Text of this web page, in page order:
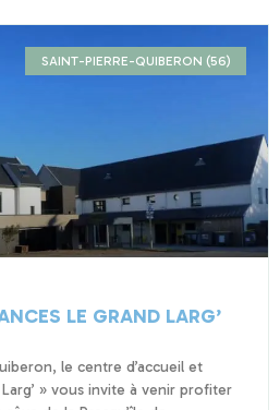
SAINT-PIERRE-QUIBERON (56)
LE GRAND LARG’
le centre d’accueil et
» vous invite à venir profiter